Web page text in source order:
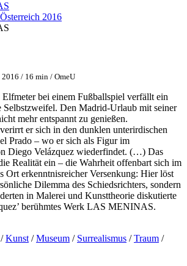
2016
/ 16 min / OmeU
bei einem Fußballspiel verfällt ein
Selbstzweifel. Den Madrid-Urlaub mit seiner
mehr entspannt zu genießen.
er sich in den dunklen unterirdischen
Prado – wo er sich als Figur im
Diego Velázquez wiederfindet. (…) Das
Realität ein – die Wahrheit offenbart sich im
Ort erkenntnisreicher Versenkung: Hier löst
Dilemma des Schiedsrichters, sondern
in Malerei und Kunsttheorie diskutierte
berühmtes Werk LAS MENINAS.
Kunst /Museum / Surrealismus /Traum /